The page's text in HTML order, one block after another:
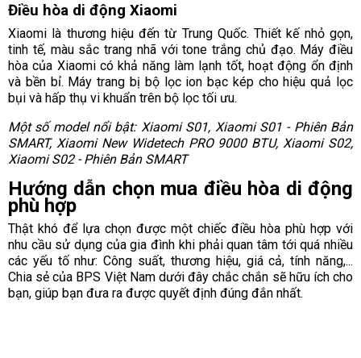
Điều hòa di động Xiaomi
Xiaomi là thương hiệu đến từ Trung Quốc. Thiết kế nhỏ gọn,
tinh tế, màu sắc trang nhã với tone trắng chủ đạo. Máy điều
hòa của Xiaomi có khả năng làm lạnh tốt, hoạt động ổn định
và bền bỉ. Máy trang bị bộ lọc ion bạc kép cho hiệu quả lọc
bụi và hấp thụ vi khuẩn trên bộ lọc tối ưu.
Một số model nổi bật: Xiaomi S01, Xiaomi S01 - Phiên Bản
SMART, Xiaomi New Widetech PRO 9000 BTU, Xiaomi S02,
Xiaomi S02 - Phiên Bản SMART
Hướng dẫn chọn mua điều hòa di động
phù hợp
Thật khó để lựa chọn được một chiếc điều hòa phù hợp với
nhu cầu sử dụng của gia đình khi phải quan tâm tới quá nhiều
các yếu tố như: Công suất, thương hiệu, giá cả, tính năng,...
Chia sẻ của BPS Việt Nam dưới đây chắc chắn sẽ hữu ích cho
bạn, giúp bạn đưa ra được quyết định đúng đắn nhất.